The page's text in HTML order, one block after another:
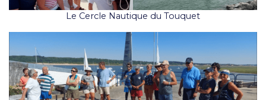
Le Cercle Nautique du Touquet